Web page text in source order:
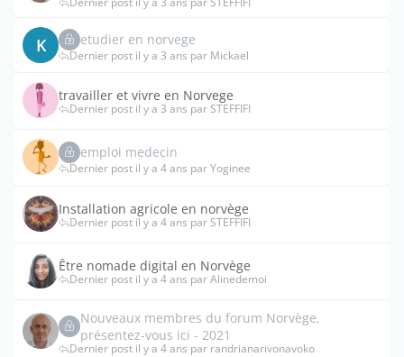
K etudier en norvege
Dernier post il y a 3 ans par Mickael
travailler et vivre en Norvege
Dernier post il y a 3 ans par STEFFIFI
emploi medecin
Dernier post il y a 4 ans par Yoginee
Installation agricole en norvège
Dernier post il y a 4 ans par STEFFIFI
Être nomade digital en Norvège
Dernier post il y a 4 ans par Alinedemoi
Nouveaux membres du forum Norvège,
présentez-vous ici - 2021
Dernier post il y a 4 ans par randrianarivonavoko